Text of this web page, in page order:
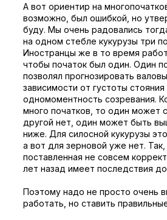
А вот ориентир на
возможно, был ошибкой, но
буду. Мы очень радовались
на одном стебле кукурузы три
Иностранцы же в то время
чтобы початок был один. Один
позволял прогнозировать
зависимости от густоты стояния
одномоментность созревания.
много початков, то один может
другой нет, один может быть
ниже. Для силосной кукурузы
а вот для зерновой уже нет. Так,
поставленная не совсем
лет назад имеет последствия
Поэтому надо не просто очень
работать, но ставить